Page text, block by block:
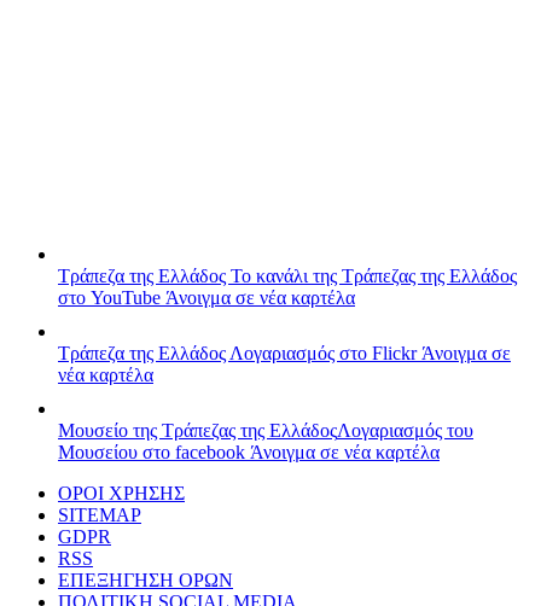
Τράπεζα της Ελλάδος Το κανάλι της Τράπεζας της Ελλάδος
στο YouTube Άνοιγμα σε νέα καρτέλα
Τράπεζα της Ελλάδος Λογαριασμός στο FlickrΆνοιγμα σε
νέα καρτέλα
Μουσείο της Τράπεζας της ΕλλάδοςΛογαριασμός του
Μουσείου στο facebook Άνοιγμα σε νέα καρτέλα
ΟΡΟΙ ΧΡΗΣΗΣ
SITEMAP
GDPR
RSS
ΕΠΕΞΗΓΗΣΗ ΟΡΩΝ
ΠΟΛΙΤΙΚΗ SOCIAL MEDIA